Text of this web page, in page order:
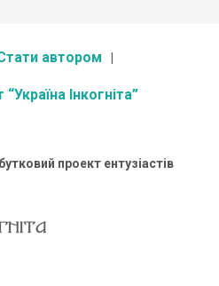
автором
Інкогніта”
проект ентузіастів